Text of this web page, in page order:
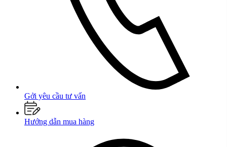
Gởi yêu cầu tư vấn
Hướng dẫn mua hàng